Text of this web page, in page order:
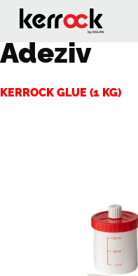
Adeziv
KERROCK GLUE (1 KG)